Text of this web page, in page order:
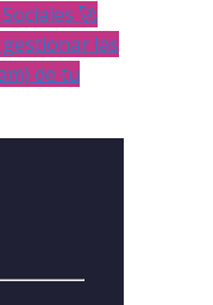
🚀
las
de tu